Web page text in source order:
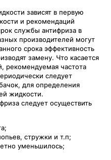
зависят в первую
и рекомендаций
службы антифриза в
производителей могут
срока эффективность
замену. Что касается
рекомендуемая частота
следует
для определения
жидкости.
следует осуществить
стружки и т.п;
уменьшилось;